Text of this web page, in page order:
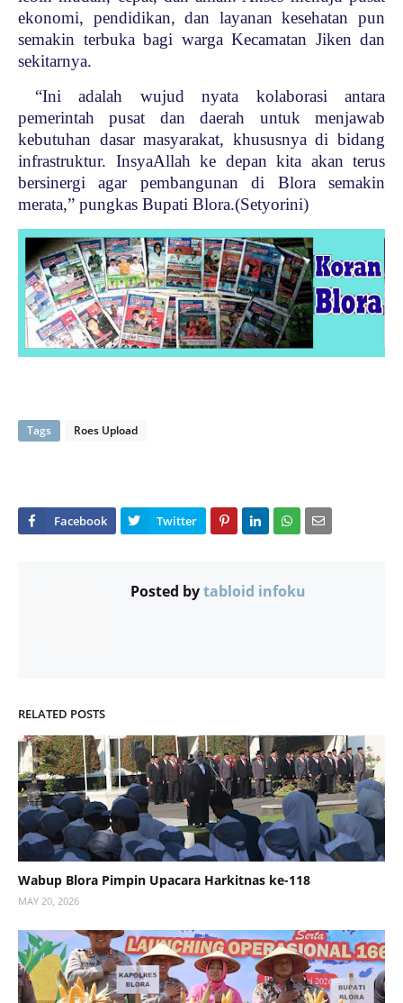
ekonomi, pendidikan, dan layanan kesehatan pun
semakin terbuka bagi warga Kecamatan Jiken dan
sekitarnya.
“Ini adalah wujud nyata kolaborasi antara
pemerintah pusat dan daerah untuk menjawab
kebutuhan dasar masyarakat, khususnya di bidang
infrastruktur. InsyaAllah ke depan kita akan terus
bersinergi agar pembangunan di Blora semakin
merata,” pungkas Bupati Blora.(Setyorini)
Tags Roes Upload
Posted bytabloid infoku
RELATED POSTS
Wabup Blora Pimpin Upacara Harkitnas ke-118
MAY 20, 2026